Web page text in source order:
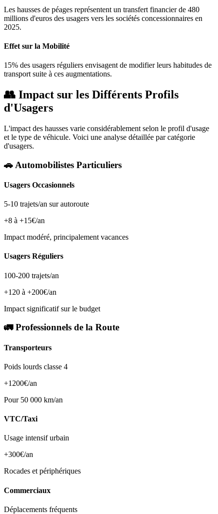
Les hausses de péages représentent un transfert financier de 480
millions d'euros des usagers vers les sociétés concessionnaires en
2025.
Effet sur la Mobilité
15% des usagers réguliers envisagent de modifier leurs habitudes de
transport suite à ces augmentations.
👥 Impact sur les Différents Profils
d'Usagers
L'impact des hausses varie considérablement selon le profil d'usage
et le type de véhicule. Voici une analyse détaillée par catégorie
d'usagers.
🚗 Automobilistes Particuliers
Usagers Occasionnels
5-10 trajets/an sur autoroute
+8 à +15€/an
Impact modéré, principalement vacances
Usagers Réguliers
100-200 trajets/an
+120 à +200€/an
Impact significatif sur le budget
🚛 Professionnels de la Route
Transporteurs
Poids lourds classe 4
+1200€/an
Pour 50 000 km/an
VTC/Taxi
Usage intensif urbain
+300€/an
Rocades et périphériques
Commerciaux
Déplacements fréquents